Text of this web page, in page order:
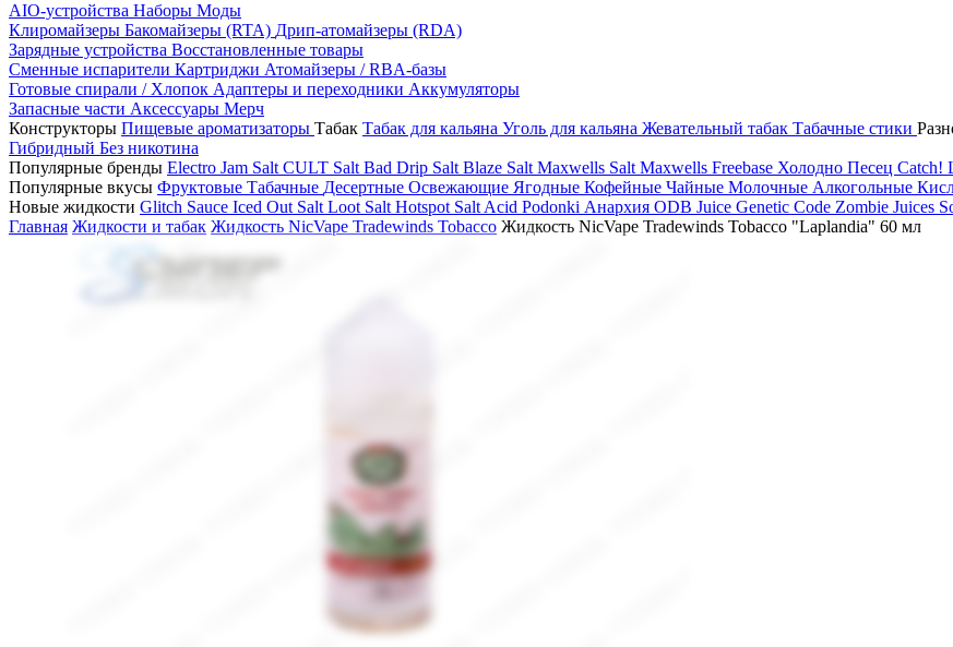
AIO-устройства Наборы Моды
Клиромайзеры Бакомайзеры (RTA) Дрип-атомайзеры (RDA)
Зарядные устройства Восстановленные товары
Сменные испарители Картриджи Атомайзеры / RBA-базы
Готовые спирали / Хлопок Адаптеры и переходники Аккумуляторы
Запасные части Аксессуары Мерч
Конструкторы Пищевые ароматизаторы Табак Табак для кальяна Уголь для кальяна Жевательный табак Табачные стики
Гибридный Без никотина
Популярные бренды Electro Jam Salt CULT Salt Bad Drip Salt Blaze Salt Maxwells Salt Maxwells Freebase Холодно Песец Catch!
Популярные вкусы Фруктовые Табачные Десертные Освежающие Ягодные Кофейные Чайные Молочные Алкогольные
Новые жидкости Glitch Sauce Iced Out Salt Loot Salt Hotspot Salt Acid Podonki Анархия ODB Juice Genetic Code Zombie Juices
Главная Жидкости и табак Жидкость NicVape Tradewinds Tobacco Жидкость NicVape Tradewinds Tobacco "Laplandia" 60 мл